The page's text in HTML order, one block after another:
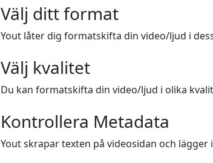
Välj ditt format
Yout låter dig formatskifta din video/ljud i
Välj kvalitet
Du kan formatskifta din video/ljud i olika
Kontrollera Metadata
Yout skrapar texten på videosidan och